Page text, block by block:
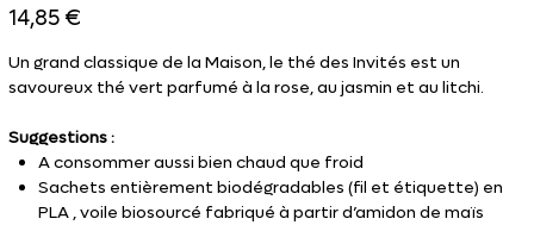
Prix
14,85 €
Un grand classique de la Maison, le thé des Invités est un
savoureux thé vert parfumé à la rose, au jasmin et au litchi.
Suggestions :
A consommer aussi bien chaud que froid
Sachets entièrement biodégradables (fil et étiquette) en
PLA , voile biosourcé fabriqué à partir d’amidon de maïs